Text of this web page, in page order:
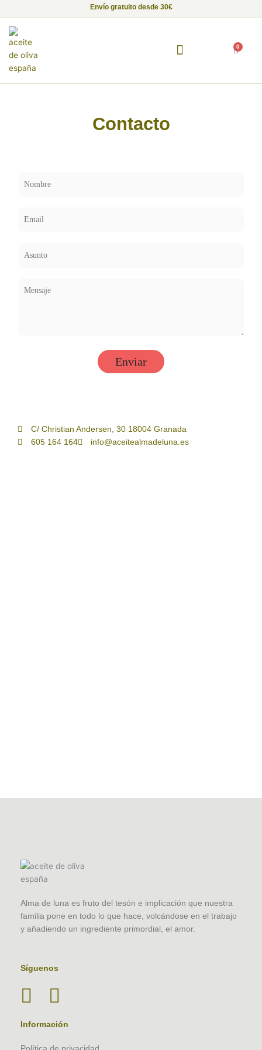
al
contenido
0
Carrito
Envío gratuito desde 30€
Contacto
C/ Christian Andersen, 30 18004 Granada
605 164 164
info@aceitealmadeluna.es
Alma de luna es fruto del tesón e implicación que nuestra
familia pone en todo lo que hace, volcándose en el trabajo
y añadiendo un ingrediente primordial, el amor.
Síguenos
Información